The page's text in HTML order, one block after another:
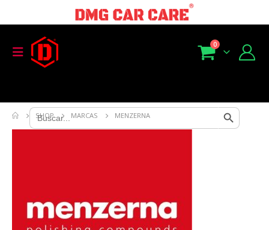
Search
for:
Search Button
0
SHOP MARCAS MENZERNA